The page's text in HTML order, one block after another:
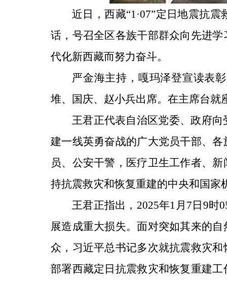
近日，西藏“1·07”定日地震抗
话，号召全区各族干部群众向先进
代化新西藏而努力奋斗。
严金海主持，嘎玛泽登宣读表
堆、国庆、赵小兵出席。在主席台
王君正代表自治区党委、政府
建一线英勇奋战的广大党员干部、
员、公安干警，医疗卫生工作者、
持抗震救灾和恢复重建的中央和国
王君正指出，2025年1月7日9时
展造成重大损失。面对突如其来的
众，习近平总书记多次就抗震救灾
部署西藏定日抗震救灾和恢复重建